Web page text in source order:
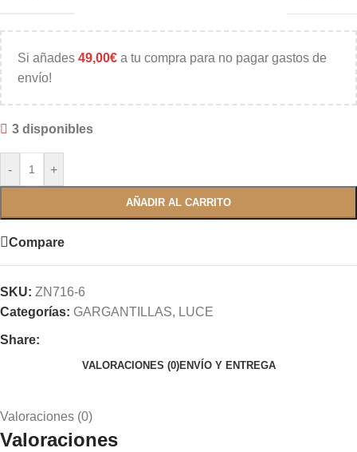
Si añades 49,00€ a tu compra para no pagar gastos de
envío!
3 disponibles
- +
AÑADIR AL CARRITO
Compare
SKU: ZN716-6
Categorías: GARGANTILLAS, LUCE
Share:
VALORACIONES (0)ENVÍO Y ENTREGA
Valoraciones (0)
Valoraciones